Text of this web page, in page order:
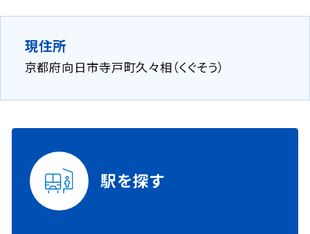
現住所
京都府向日市寺戸町久々相（くぐそう）
駅を探す